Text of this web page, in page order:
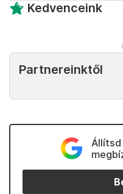
Kedvenceink
Partnereinktől
Állítsd